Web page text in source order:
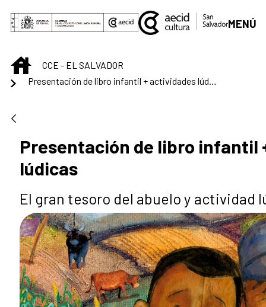
Saltar al contenido principal
MENÚ
INICIOCCE - EL SALVADOR
Presentación de libro infantil
lúdicas
El gran tesoro del abuelo y actividad